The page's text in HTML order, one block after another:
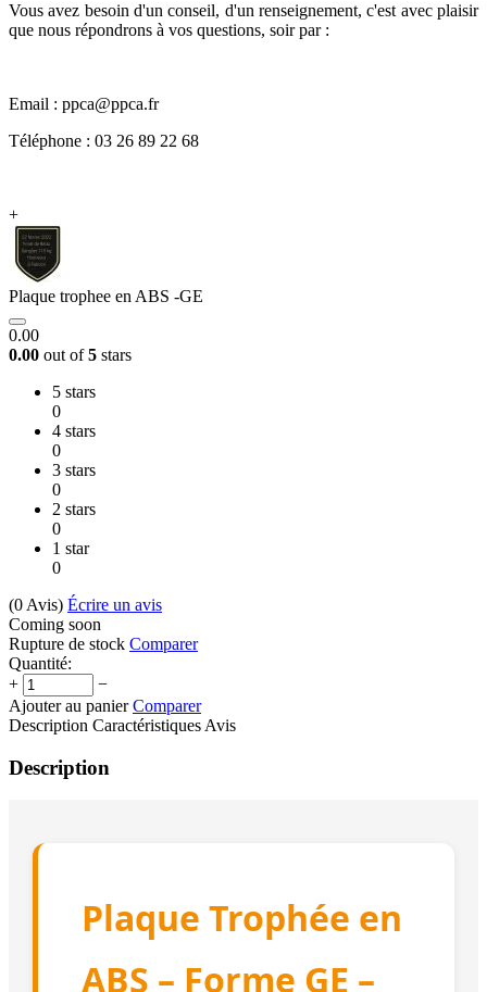
Vous avez besoin d'un conseil, d'un renseignement, c'est avec plaisir
que nous répondrons à vos questions, soir par :
Email : ppca@ppca.fr
Téléphone : 03 26 89 22 68
+
Plaque trophee en ABS -GE
0.00
0.00 out of5 stars
5 stars
0
4 stars
0
3 stars
0
2 stars
0
1 star
0
(0 Avis) Écrire un avis
Coming soon
Rupture de stock Comparer
Quantité:
+
−
Ajouter au panier Comparer
Description Caractéristiques Avis
Description
Plaque Trophée en
ABS – Forme GE –